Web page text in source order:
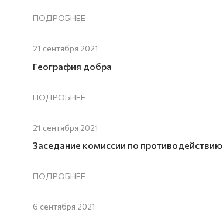
ПОДРОБНЕЕ
21 сентября 2021
География добра
ПОДРОБНЕЕ
21 сентября 2021
Заседание комиссии по
ПОДРОБНЕЕ
6 сентября 2021